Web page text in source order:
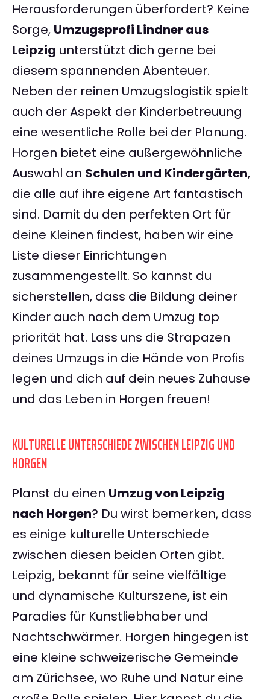
Herausforderungen überfordert? Keine
Sorge, Umzugsprofi Lindner aus
Leipzig unterstützt dich gerne bei
diesem spannenden Abenteuer.
Neben der reinen Umzugslogistik spielt
auch der Aspekt der Kinderbetreuung
eine wesentliche Rolle bei der Planung.
Horgen bietet eine außergewöhnliche
Auswahl an Schulen und Kindergärten,
die alle auf ihre eigene Art fantastisch
sind. Damit du den perfekten Ort für
deine Kleinen findest, haben wir eine
Liste dieser Einrichtungen
zusammengestellt. So kannst du
sicherstellen, dass die Bildung deiner
Kinder auch nach dem Umzug top
priorität hat. Lass uns die Strapazen
deines Umzugs in die Hände von Profis
legen und dich auf dein neues Zuhause
und das Leben in Horgen freuen!
KULTURELLE UNTERSCHIEDE ZWISCHEN LEIPZIG UND
HORGEN
Planst du einen Umzug von Leipzig
nach Horgen? Du wirst bemerken, dass
es einige kulturelle Unterschiede
zwischen diesen beiden Orten gibt.
Leipzig, bekannt für seine vielfältige
und dynamische Kulturszene, ist ein
Paradies für Kunstliebhaber und
Nachtschwärmer. Horgen hingegen ist
eine kleine schweizerische Gemeinde
am Zürichsee, wo Ruhe und Natur eine